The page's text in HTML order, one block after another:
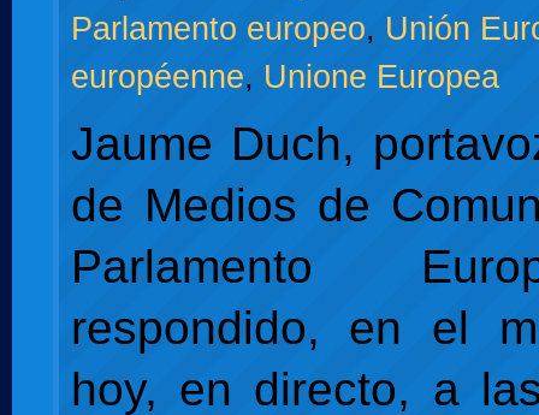
Parlamento europeo, Unión
européenne, Unione Europea
Jaume Duch,
de Medios de
Parlamento
respondido, en el
hoy, en directo, a